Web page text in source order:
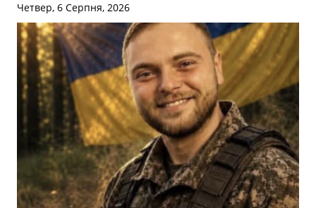
Четвер, 6 Серпня, 2026